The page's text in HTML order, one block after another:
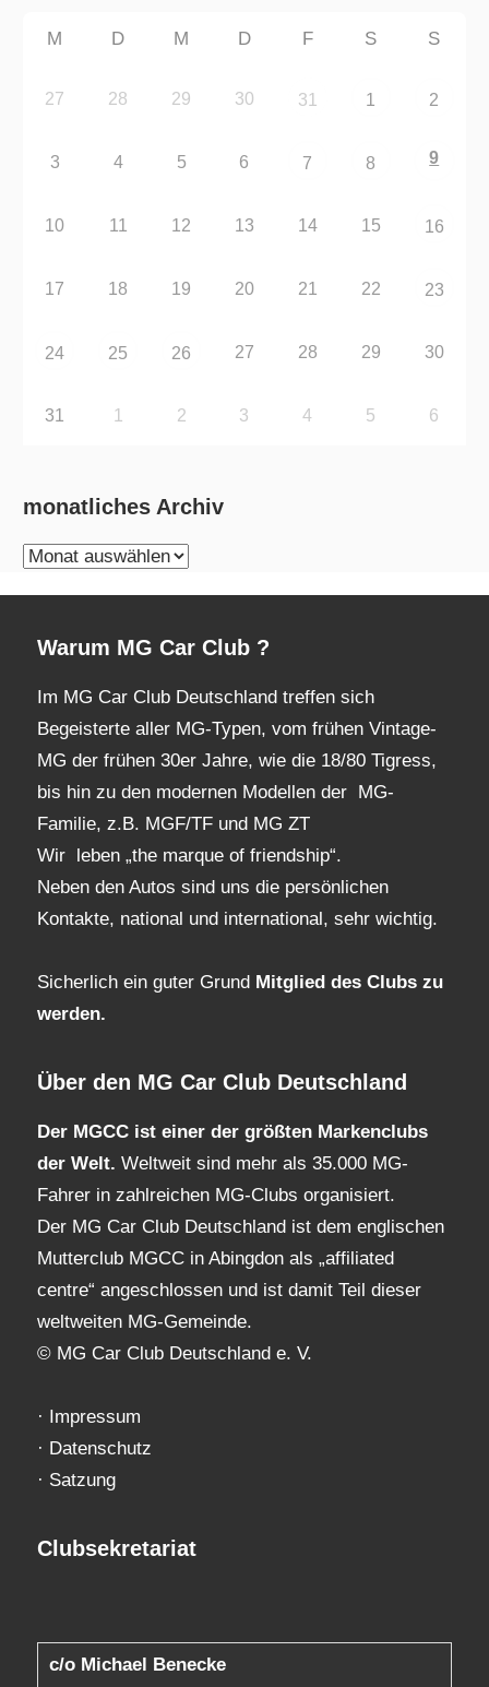
M D M D F S S
27 28 29 30 31 1 2
3 4 5 6 7 8 9
10 11 12 13 14 15 16
17 18 19 20 21 22 23
24 25 26 27 28 29 30
31 1 2 3 4 5 6
monatliches Archiv
monatliches
Warum MG Car Club ?
Im MG Car Club Deutschland treffen sich
Begeisterte aller MG-Typen, vom frühen Vintage-
MG der frühen 30er Jahre, wie die 18/80 Tigress,
bis hin zu den modernen Modellen der MG-
Familie, z.B. MGF/TF und MG ZT
Wir leben „the marque of friendship“.
Neben den Autos sind uns die persönlichen
Kontakte, national und international, sehr wichtig.
Sicherlich ein guter Grund Mitglied des Clubs zu
werden.
Über den MG Car Club Deutschland
Der MGCC ist einer der größten Markenclubs
der Welt. Weltweit sind mehr als 35.000 MG-
Fahrer in zahlreichen MG-Clubs organisiert.
Der MG Car Club Deutschland ist dem englischen
Mutterclub MGCC in Abingdon als „affiliated
centre“ angeschlossen und ist damit Teil dieser
weltweiten MG-Gemeinde.
© MG Car Club Deutschland e. V.
·
Impressum
· Datenschutz
· Satzung
Clubsekretariat
c/o Michael Benecke